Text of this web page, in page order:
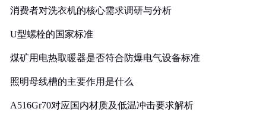
消费者对洗衣机的核心需求调研与分析
U型螺栓的国家标准
煤矿用电热取暖器是否符合防爆电气设备标准
照明母线槽的主要作用是什么
A516Gr70对应国内材质及低温冲击要求解析